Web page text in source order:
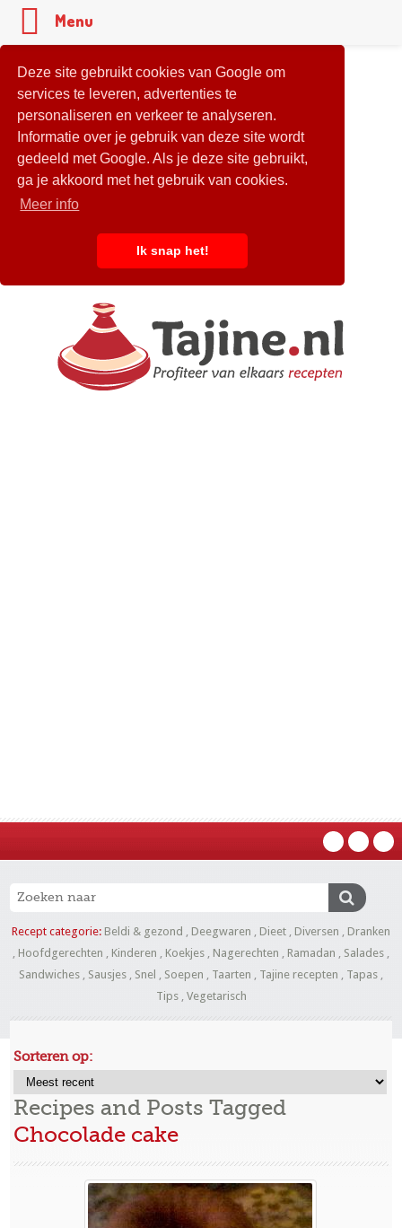
Deze site gebruikt cookies van Google om
services te leveren, advertenties te
personaliseren en verkeer te analyseren.
Informatie over je gebruik van deze site wordt
gedeeld met Google. Als je deze site gebruikt,
ga je akkoord met het gebruik van cookies.
Meer info
Ik snap het!
Recept categorie: Beldi & gezond , Deegwaren , Dieet , Diversen , Dranken
, Hoofdgerechten , Kinderen , Koekjes , Nagerechten , Ramadan , Salades ,
Sandwiches , Sausjes , Snel , Soepen , Taarten , Tajine recepten , Tapas ,
Tips, Vegetarisch
Sorteren op:
Recipes and Posts Tagged
Chocolade cake
Menu